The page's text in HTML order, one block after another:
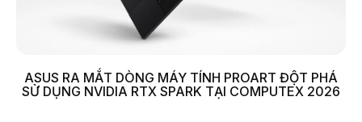
ASUS RA MẮT DÒNG MÁY TÍNH PROART ĐỘT PHÁ
SỬ DỤNG NVIDIA RTX SPARK TẠI COMPUTEX 2026